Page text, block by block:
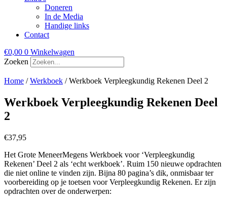
Doneren
In de Media
Handige links
Contact
€0,00 0 Winkelwagen
Zoeken
Home /Werkboek / Werkboek Verpleegkundig Rekenen Deel 2
Werkboek Verpleegkundig Rekenen Deel
2
€37,95
Het Grote MeneerMegens Werkboek voor ‘Verpleegkundig
Rekenen’ Deel 2 als ‘echt werkboek’. Ruim 150 nieuwe opdrachten
die niet online te vinden zijn. Bijna 80 pagina’s dik, onmisbaar ter
voorbereiding op je toetsen voor Verpleegkundig Rekenen. Er zijn
opdrachten over de onderwerpen: